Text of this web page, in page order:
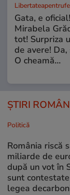
Gata, e
Mirabela
tot! Surpriza
de avere!
O cheamă…
ȘTIRI
Politică
România riscă
miliarde de
după un vot în
sunt
legea